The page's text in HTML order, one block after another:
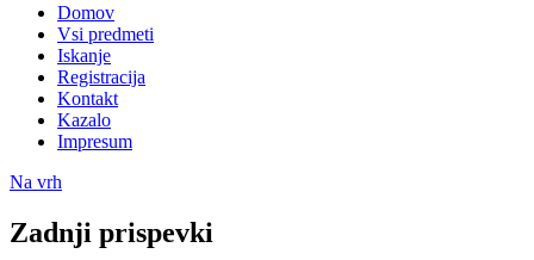
Domov
Vsi predmeti
Iskanje
Registracija
Kontakt
Kazalo
Impresum
Na vrh
Zadnji prispevki